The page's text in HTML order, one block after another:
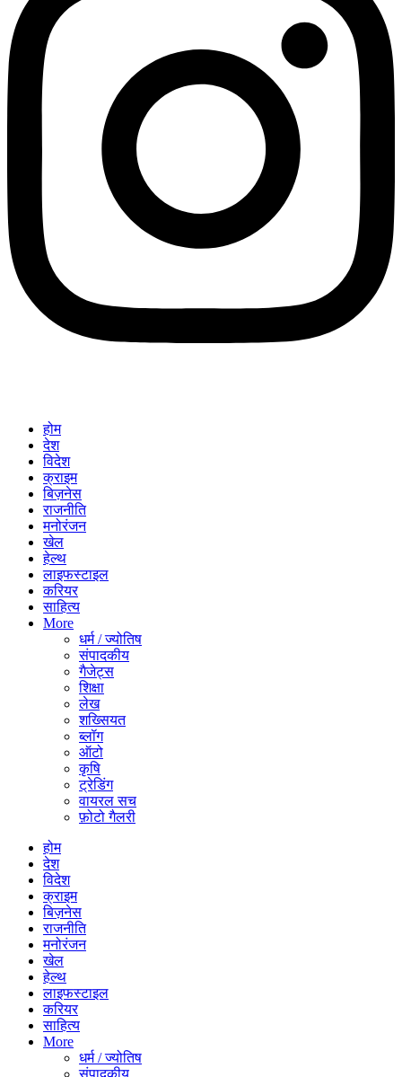
होम
देश
विदेश
क्राइम
बिज़नेस
राजनीति
मनोरंजन
खेल
हेल्थ
लाइफस्टाइल
करियर
साहित्य
More
धर्म / ज्योतिष
संपादकीय
गैजेट्स
शिक्षा
लेख
शख्सियत
ब्लॉग
ऑटो
कृषि
ट्रेडिंग
वायरल सच
फ़ोटो गैलरी
होम
देश
विदेश
क्राइम
बिज़नेस
राजनीति
मनोरंजन
खेल
हेल्थ
लाइफस्टाइल
करियर
साहित्य
More
धर्म / ज्योतिष
संपादकीय